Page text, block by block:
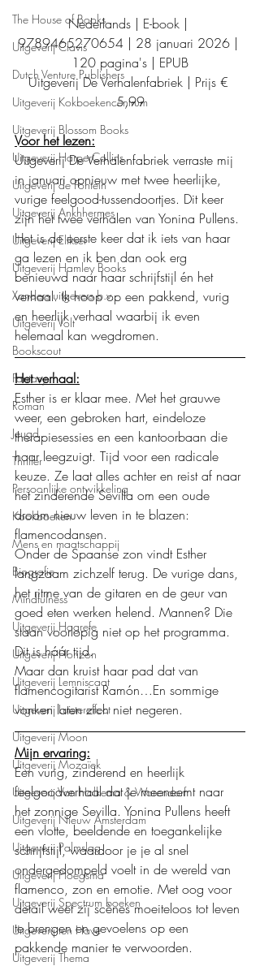
The House of Books
Uitgeverij Clavis
Dutch Venture Publishers
Uitgeverij Kokboekencentrum
Uitgeverij Blossom Books
Uitgeverij HarperCollins
Uitgeverij de Fontein
Uitgeverij Ankhhermes
Uitgeverij Elikser
Uitgeverij Hamley Books
Xanders uitgevers b.v.
Uitgeverij Volt
Bookscout
Fantasy
Roman
Jeugd
Thriller
Persoonlijke ontwikkeling
Kookboeken
Mens en maatschappij
Biografie
Mindfulness
Uitgeverij Hogrefe
Uitgeverij Horizon
Uitgeverij Lemniscaat
Uitgeverij Luistereffect
Uitgeverij Moon
Uitgeverij Mozaïek
Uitgeverij Van Holkema & Warendorf
Uitgeverij Nieuw Amsterdam
Uitgeverij Palmslag
Uitgeverij Ploegsma
Uitgeverij Spectrum boeken
Uitgeverij ten Have
Uitgeverij Thema
Nederlands | E-book |
9789465270654 | 28 januari 2026 |
120 pagina's | EPUB
Uitgeverij De Verhalenfabriek | Prijs €
5,99
Voor het lezen:
Uitgeverij De Verhalenfabriek verraste mij
in januari opnieuw met twee heerlijke,
vurige feelgood-tussendoortjes. Dit keer
zijn het twee verhalen van Yonina Pullens.
Het is de eerste keer dat ik iets van haar
ga lezen en ik ben dan ook erg
benieuwd naar haar schrijfstijl én het
verhaal. Ik hoop op een pakkend, vurig
en heerlijk verhaal waarbij ik even
helemaal kan wegdromen.
Het verhaal:
Esther is er klaar mee. Met het grauwe
weer, een gebroken hart, eindeloze
therapiesessies en een kantoorbaan die
haar leegzuigt. Tijd voor een radicale
keuze. Ze laat alles achter en reist af naar
het zinderende Sevilla om een oude
droom nieuw leven in te blazen:
flamencodansen.
Onder de Spaanse zon vindt Esther
langzaam zichzelf terug. De vurige dans,
het ritme van de gitaren en de geur van
goed eten werken helend. Mannen? Die
staan voorlopig niet op het programma.
Dit is háár tijd.
Maar dan kruist haar pad dat van
flamencogitarist Ramón…En sommige
vonken laten zich niet negeren.
Mijn ervaring:
Een vurig, zinderend en heerlijk
feelgoodverhaal dat je meeneemt naar
het zonnige Sevilla. Yonina Pullens heeft
een vlotte, beeldende en toegankelijke
schrijfstijl, waardoor je je al snel
ondergedompeld voelt in de wereld van
flamenco, zon en emotie. Met oog voor
detail weet zij scènes moeiteloos tot leven
te brengen en gevoelens op een
pakkende manier te verwoorden.